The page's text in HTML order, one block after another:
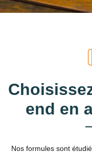
end en
Nos formules sont